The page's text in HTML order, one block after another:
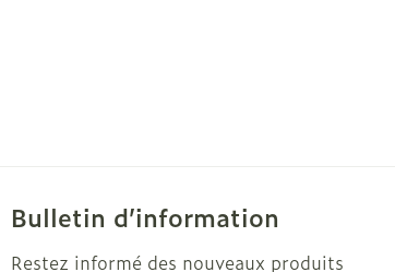
Bulletin d’information
Restez informé des nouveaux produits